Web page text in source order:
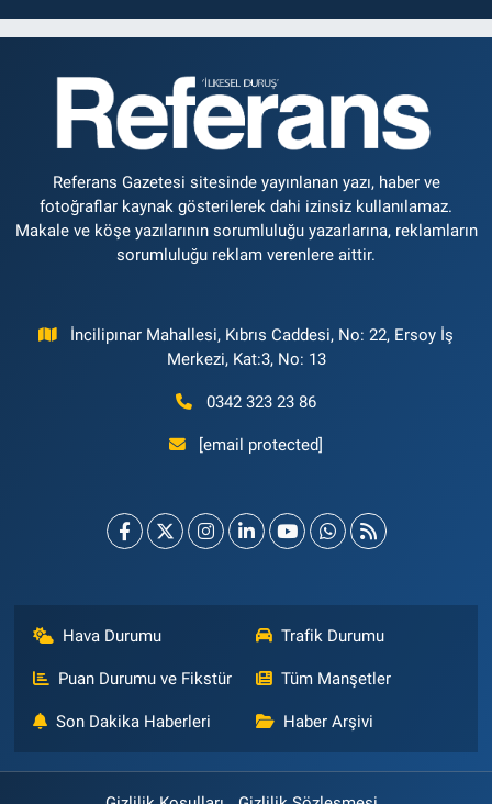
Referans Gazetesi sitesinde yayınlanan yazı, haber ve
fotoğraflar kaynak gösterilerek dahi izinsiz kullanılamaz.
Makale ve köşe yazılarının sorumluluğu yazarlarına, reklamların
sorumluluğu reklam verenlere aittir.
İncilipınar Mahallesi, Kıbrıs Caddesi, No: 22, Ersoy İş
Merkezi, Kat:3, No: 13
0342 323 23 86
[email protected]
Hava Durumu Trafik Durumu
Puan Durumu ve Fikstür Tüm Manşetler
Son Dakika Haberleri Haber Arşivi